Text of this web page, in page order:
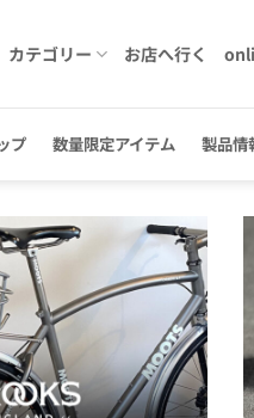
カテゴリー お店へ行く
プ 数量限定アイテム 製品情